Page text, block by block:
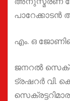
എം. ഒ
ജനറൽ
ട്രഷറർ വി.